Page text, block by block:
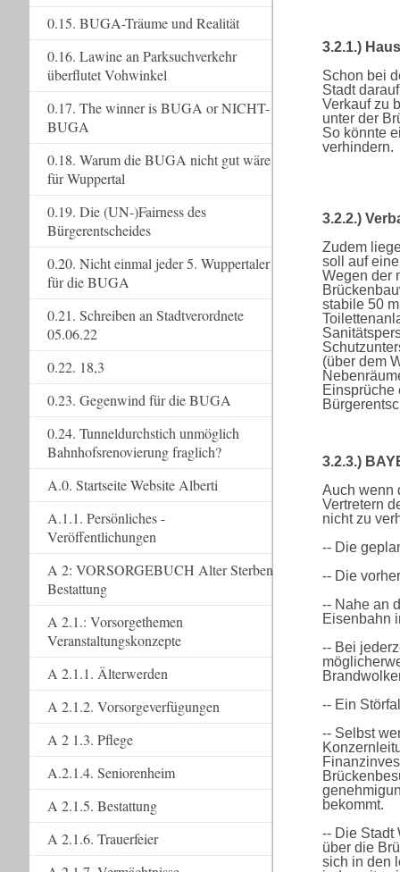
3.2.1.)
Schon bei
Stadt
Verkauf zu
unter der
So könnte
verhindern.
3.2.2.)
Zudem
soll auf
Wegen der
stabile 50
(über dem
Einsprüche
3.2.3.)
Auch wenn
Vertretern
nicht zu
-- Die
-- Die
-- Nahe an
Eisenbahn
-- Bei
-- Ein
-- Selbst
bekommt.
-- Die Stadt
über die
sich in den
0.15. BUGA-Träume und Realität
0.16. Lawine an Parksuchverkehr
überflutet Vohwinkel
0.17. The winner is BUGA or NICHT-
BUGA
0.18. Warum die BUGA nicht gut wäre
für Wuppertal
0.19. Die (UN-)Fairness des
Bürgerentscheides
0.20. Nicht einmal jeder 5. Wuppertaler
für die BUGA
0.21. Schreiben an Stadtverordnete
05.06.22
0.22. 18,3
0.23. Gegenwind für die BUGA
0.24. Tunneldurchstich unmöglich
Bahnhofsrenovierung fraglich?
A.0. Startseite Website Alberti
A.1.1. Persönliches -
Veröffentlichungen
A 2: VORSORGEBUCH Alter Sterben
Bestattung
A 2.1.: Vorsorgethemen
Veranstaltungskonzepte
A 2.1.1. Älterwerden
A 2.1.2. Vorsorgeverfügungen
A 2 1.3. Pflege
A.2.1.4. Seniorenheim
A 2.1.5. Bestattung
A 2.1.6. Trauerfeier